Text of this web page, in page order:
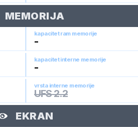
MEMORIJA
kapacitet ram memorije
-
kapacitet interne memorije
-
vrsta interne memorije
UFS 2.2
EKRAN